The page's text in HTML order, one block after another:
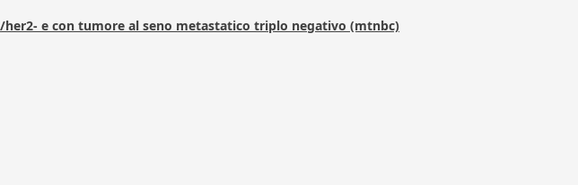
e con tumore al seno metastatico triplo negativo (mtnbc)